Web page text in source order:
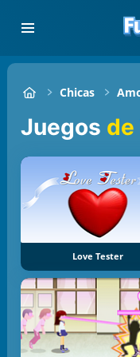
Chicas
Juegos de
Love Tester